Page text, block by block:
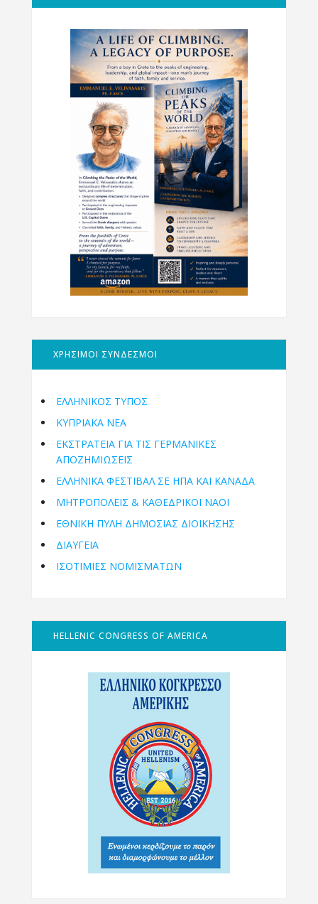
ΧΡΗΣΙΜΟΙ ΣΥΝΔΕΣΜΟΙ
ΕΛΛΗΝΙΚΟΣ ΤΥΠΟΣ
ΚΥΠΡΙΑΚΑ ΝΕΑ
ΕΚΣΤΡΑΤΕΙΑ ΓΙΑ ΤΙΣ ΓΕΡΜΑΝΙΚΕΣ
ΑΠΟΖΗΜΙΩΣΕΙΣ
ΕΛΛΗΝΙΚΆ ΦΕΣΤΙΒΆΛ ΣΕ ΗΠΑ ΚΑΙ ΚΑΝΑΔΑ
ΜΗΤΡΟΠΌΛΕΙΣ & ΚΑΘΕΔΡΙΚΟΊ ΝΑΟΊ
ΕΘΝΙΚΉ ΠΎΛΗ ΔΗΜΌΣΙΑΣ ΔΙΟΊΚΗΣΗΣ
ΔΙΑΥΓΕΙΑ
ΙΣΟΤΙΜΙΕΣ ΝΟΜΙΣΜΑΤΩΝ
HELLENIC CONGRESS OF AMERICA